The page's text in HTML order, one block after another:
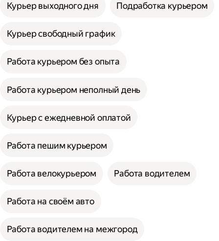
Курьер выходного дня Подработка курьером
Курьер свободный график
Работа курьером без опыта
Работа курьером неполный день
Курьер с ежедневной оплатой
Работа пешим курьером
Работа велокурьером Работа водителем
Работа на своём авто
Работа водителем на межгород